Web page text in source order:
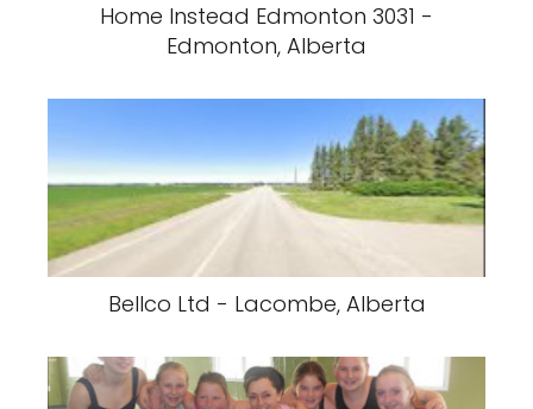
Home Instead Edmonton 3031 -
Edmonton, Alberta
Bellco Ltd - Lacombe, Alberta